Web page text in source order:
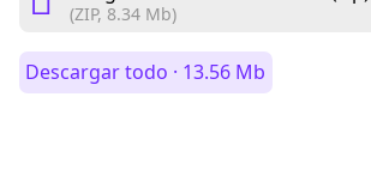
(ZIP, 8.34 Mb)
Descargar todo · 13.56 Mb